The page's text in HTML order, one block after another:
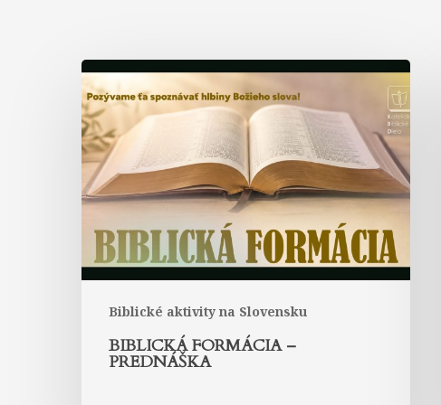
Biblické aktivity na Slovensku
Biblická
formácia
–
prednáška
BIBLICKÁ FORMÁCIA –
PREDNÁŠKA